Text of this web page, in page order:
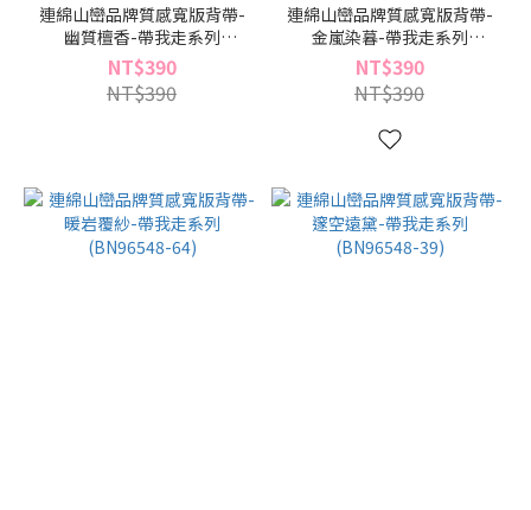
連綿山巒品牌質感寬版背帶-
幽質檀香-帶我走系列
(BN96548-70)
NT$390
NT$390
連綿山巒品牌質感寬版背帶-
金嵐染暮-帶我走系列
(BN96548-69)
NT$390
NT$390